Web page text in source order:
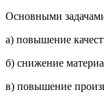
Основными
а) повышение
б) снижение
в) повышение